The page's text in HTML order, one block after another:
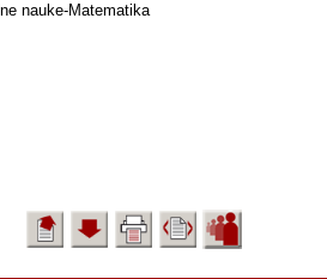
nauke-Matematika